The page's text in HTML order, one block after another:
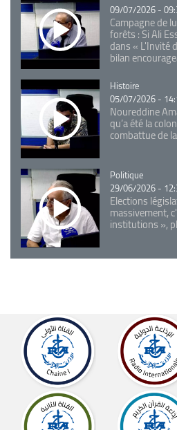
09/07/2026 -
Campagne de
forêts : Si Ali
dans « L'Invité
bilan
Catégorie
Histoire
05/07/2026 -
Noureddine
qu’a été la
combattue de
Catégorie
Politique
29/06/2026 -
Elections
massivement,
institutions »,